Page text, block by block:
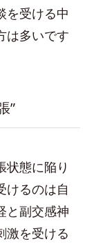
を受ける中
は多いです
”
状態に陥り
けるのは自
と副交感神
激を受ける